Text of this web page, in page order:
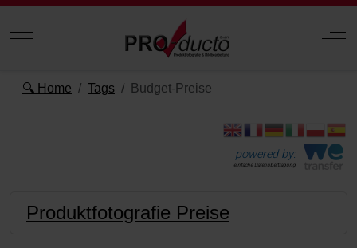
Mobile Menu Toggle Off-
🔍 Home Tags Budget-Preise
powered by:
einfache Datenübertragung
Produktfotografie Preise